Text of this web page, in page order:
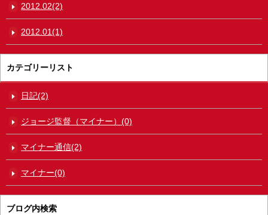
2012.02(2)
2012.01(1)
カテゴリーリスト
日記(2)
ジョージ監督（マイナー）(0)
マイナー通信(2)
マイナー(0)
ブログ内検索